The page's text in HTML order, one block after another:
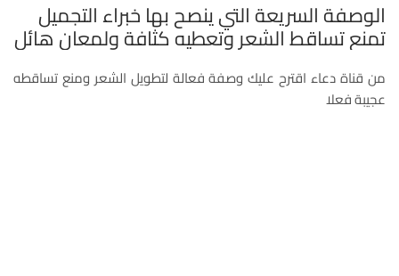
الوصفة السريعة التي ينصح بها خبراء التجميل
تمنع تساقط الشعر وتعطيه كثافة ولمعان هائل
من قناة دعاء اقترح عليك وصفة فعالة لتطويل الشعر ومنع تساقطه
عجيبة فعلا